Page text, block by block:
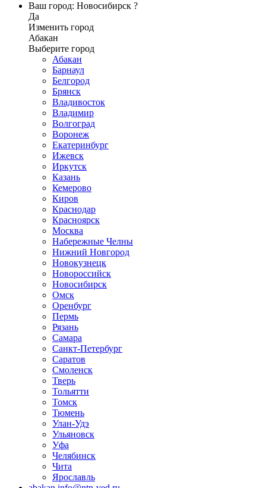
Ваш город: Новосибирск ?
Да
Изменить город
Абакан
Выберите город
Абакан
Барнаул
Белгород
Брянск
Владивосток
Владимир
Волгоград
Воронеж
Екатеринбург
Ижевск
Иркутск
Казань
Кемерово
Киров
Краснодар
Красноярск
Москва
Набережные Челны
Нижний Новгород
Новокузнецк
Новороссийск
Новосибирск
Омск
Оренбург
Пермь
Рязань
Самара
Санкт-Петербург
Саратов
Смоленск
Тверь
Тольятти
Томск
Тюмень
Улан-Удэ
Ульяновск
Уфа
Челябинск
Чита
Ярославль